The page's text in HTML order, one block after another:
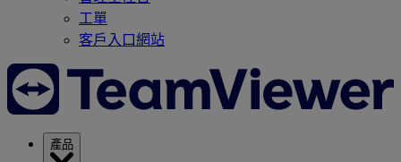
工單
客戶入口網站
產品